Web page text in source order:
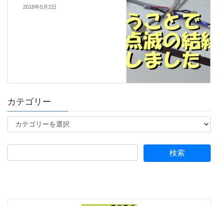
2018年5月2日
カテゴリー
テ
ー